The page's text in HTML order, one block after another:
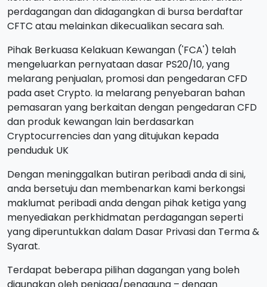
perdagangan dan didagangkan di bursa berdaftar
CFTC atau melainkan dikecualikan secara sah.
Pihak Berkuasa Kelakuan Kewangan ('FCA') telah
mengeluarkan pernyataan dasar PS20/10, yang
melarang penjualan, promosi dan pengedaran CFD
pada aset Crypto. Ia melarang penyebaran bahan
pemasaran yang berkaitan dengan pengedaran CFD
dan produk kewangan lain berdasarkan
Cryptocurrencies dan yang ditujukan kepada
penduduk UK
Dengan meninggalkan butiran peribadi anda di sini,
anda bersetuju dan membenarkan kami berkongsi
maklumat peribadi anda dengan pihak ketiga yang
menyediakan perkhidmatan perdagangan seperti
yang diperuntukkan dalam Dasar Privasi dan Terma &
Syarat.
Terdapat beberapa pilihan dagangan yang boleh